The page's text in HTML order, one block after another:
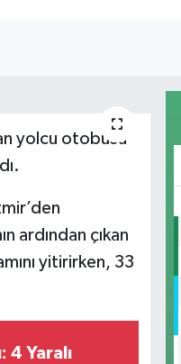
yolcu otobüsü
ardından çıkan
yitirirken, 33
4 Yaralı